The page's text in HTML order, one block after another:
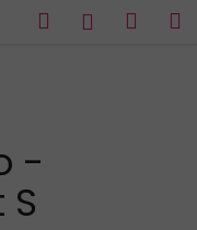
Hledat
-